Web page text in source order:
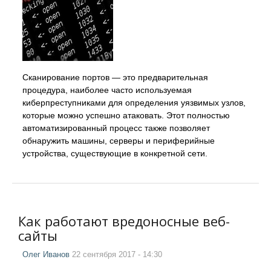
Сканирование портов — это предварительная
процедура, наиболее часто используемая
киберпреступниками для определения уязвимых узлов,
которые можно успешно атаковать. Этот полностью
автоматизированный процесс также позволяет
обнаружить машины, серверы и периферийные
устройства, существующие в конкретной сети.
Как работают вредоносные веб-
сайты
Олег Иванов 22 сентября 2017 - 14:30